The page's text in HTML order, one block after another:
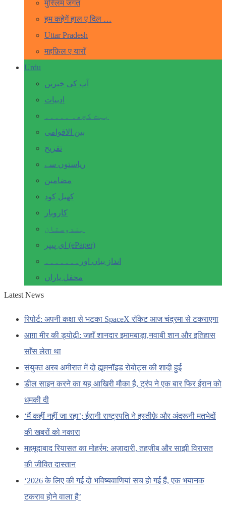
मुस्लिम जगत
हम कहेगें हाल ए दिल …
Uttar Pradesh
महफ़िल ए याराँ
Urdu
آپ کی خبریں
ادبیات
بہت کچھ۔ ۔۔۔۔۔
بین الاقوامی
تفریح
ریاستوں سے
مضامین
کھیل کود
کاروبار
ہندوستان
ای پیپر (ePaper)
انداز بیاں اور۔۔۔۔۔۔۔
محفل یاراں
Latest News
रिपोर्ट: अपनी कक्षा से भटका SpaceX रॉकेट आज चंद्रमा से टकराएगा
आग़ा मीर की ड्योढ़ी: जहाँ शानदार इमामबाड़ा,नवाबी शान और इतिहास
साँस लेता था
संयुक्त अरब अमीरात में दो ह्यूमनॉइड रोबोट्स की शादी हुई
डील साइन करने का यह आखिरी मौका है, ट्रंप ने एक बार फिर ईरान को
धमकी दी
‘मैं कहीं नहीं जा रहा’; ईरानी राष्ट्रपति ने इस्तीफ़े और अंदरूनी मतभेदों
की खबरों को नकारा
महमूदाबाद रियासत का मोहर्रम: अज़ादारी, तहज़ीब और साझी विरासत
की जीवित दास्तान
‘2026 के लिए की गई दो भविष्यवाणियां सच हो गई हैं, एक भयानक
टकराव होने वाला है’